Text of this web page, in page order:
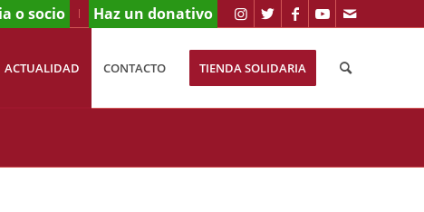
o socio Haz un donativo
ACTUALIDAD CONTACTO TIENDA SOLIDARIA